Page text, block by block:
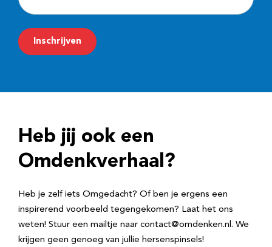
-
m
a
r
e
Inschrijven
Heb jij ook een
Omdenkverhaal?
Heb je zelf iets Omgedacht? Of ben je ergens een
inspirerend voorbeeld tegengekomen? Laat het ons
weten! Stuur een mailtje naar contact@omdenken.nl. We
krijgen geen genoeg van jullie hersenspinsels!